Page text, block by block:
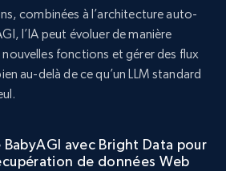
combinées à l’architecture auto-
l’IA peut évoluer de manière
fonctions et gérer des flux
au-delà de ce qu’un LLM standard
avec Bright Data pour
de données Web